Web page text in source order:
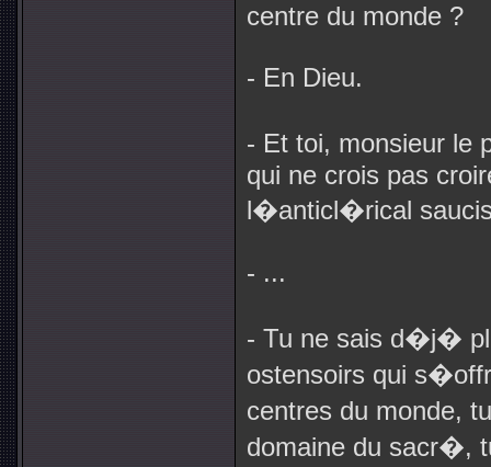
centre du monde ?
- En Dieu.
- Et toi, monsieur
qui ne crois pas
l�anticl�rical
- ...
- Tu ne sais d�j�
ostensoirs qui
centres du monde,
domaine du sacr�,